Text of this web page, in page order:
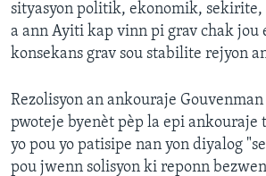
sityasyon politik, ekonomik, sekirite,
a ann Ayiti kap vinn pi grav chak jou
konsekans grav sou stabilite rejyon
Rezolisyon an ankouraje
pwoteje byenèt pèp la epi ankouraje
yo pou yo patisipe nan yon diyalog
pou jwenn solisyon ki reponn